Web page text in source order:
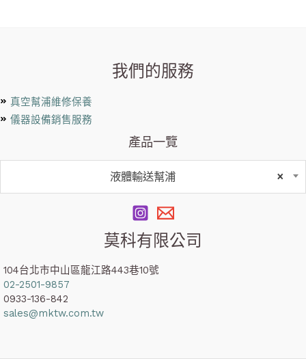
我們的服務
真空幫浦維修保養
儀器設備銷售服務
產品一覽
×
液體輸送幫浦
莫科有限公司
104台北市中山區龍江路443巷10號
02-2501-9857
0933-136-842
sales@mktw.com.tw